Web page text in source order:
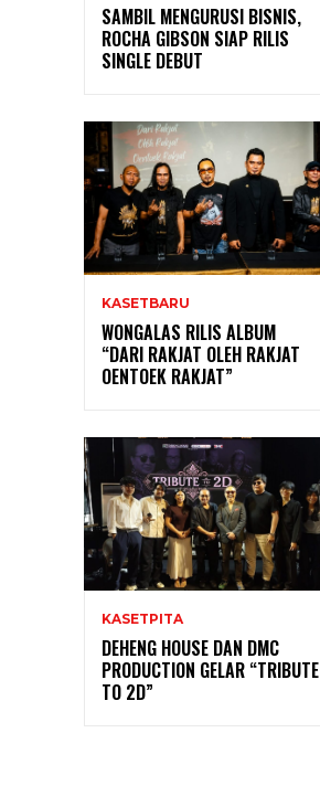
SAMBIL MENGURUSI BISNIS,
ROCHA GIBSON SIAP RILIS
SINGLE DEBUT
KASETBARU
WONGALAS RILIS ALBUM
“DARI RAKJAT OLEH RAKJAT
OENTOEK RAKJAT”
KASETPITA
DEHENG HOUSE DAN DMC
PRODUCTION GELAR “TRIBUTE
TO 2D”